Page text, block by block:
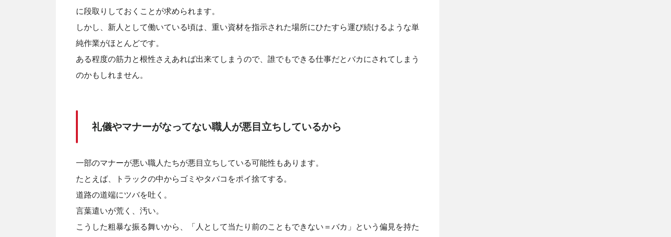
に段取りしておくことが求められます。
しかし、新人として働いている頃は、重い資材を指示された場所にひたすら運び続けるような単
純作業がほとんどです。
ある程度の筋力と根性さえあれば出来てしまうので、誰でもできる仕事だとバカにされてしまう
のかもしれません。
礼儀やマナーがなってない職人が悪目立ちしているから
一部のマナーが悪い職人たちが悪目立ちしている可能性もあります。
たとえば、トラックの中からゴミやタバコをポイ捨てする。
道路の道端にツバを吐く。
言葉遣いが荒く、汚い。
こうした粗暴な振る舞いから、「人として当たり前のこともできない＝バカ」という偏見を持た